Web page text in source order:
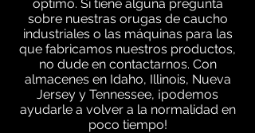
óptimo. Si tiene alguna pregunta
sobre nuestras orugas de caucho
industriales o las máquinas para las
que fabricamos nuestros productos,
no dude en contactarnos. Con
almacenes en Idaho, Illinois, Nueva
Jersey y Tennessee, ¡podemos
ayudarle a volver a la normalidad en
poco tiempo!